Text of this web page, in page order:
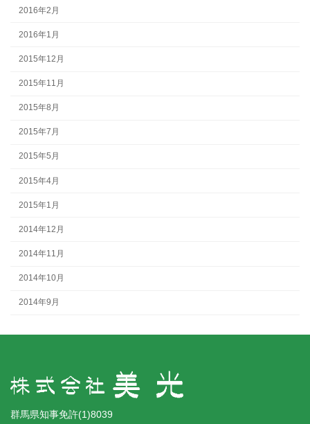
2016年2月
2016年1月
2015年12月
2015年11月
2015年8月
2015年7月
2015年5月
2015年4月
2015年1月
2014年12月
2014年11月
2014年10月
2014年9月
群馬県知事免許(1)8039